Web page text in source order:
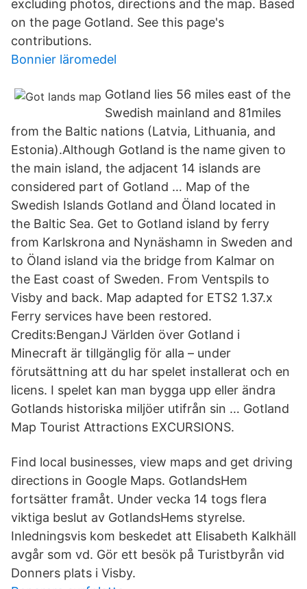
excluding photos, directions and the map. Based
on the page Gotland. See this page's
contributions.
Bonnier läromedel
Gotland lies 56 miles east of the
Swedish mainland and 81miles
from the Baltic nations (Latvia, Lithuania, and
Estonia).Although Gotland is the name given to
the main island, the adjacent 14 islands are
considered part of Gotland … Map of the
Swedish Islands Gotland and Öland located in
the Baltic Sea. Get to Gotland island by ferry
from Karlskrona and Nynäshamn in Sweden and
to Öland island via the bridge from Kalmar on
the East coast of Sweden. From Ventspils to
Visby and back. Map adapted for ETS2 1.37.x
Ferry services have been restored.
Credits:BenganJ Världen över Gotland i
Minecraft är tillgänglig för alla – under
förutsättning att du har spelet installerat och en
licens. I spelet kan man bygga upp eller ändra
Gotlands historiska miljöer utifrån sin … Gotland
Map Tourist Attractions EXCURSIONS.
Find local businesses, view maps and get driving
directions in Google Maps. GotlandsHem
fortsätter framåt. Under vecka 14 togs flera
viktiga beslut av GotlandsHems styrelse.
Inledningsvis kom beskedet att Elisabeth Kalkhäll
avgår som vd. Gör ett besök på Turistbyrån vid
Donners plats i Visby.